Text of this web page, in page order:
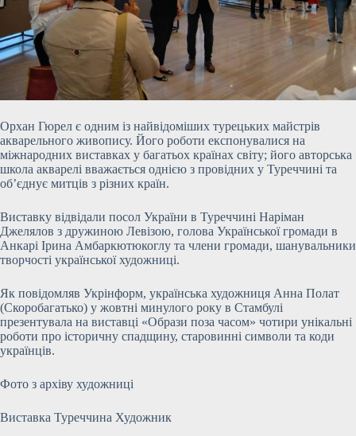
Орхан Гюрел є одним із найвідоміших турецьких майстрів
акварельного живопису. Його роботи експонувалися на
міжнародних виставках у багатьох країнах світу; його авторська
школа акварелі вважається однією з провідних у Туреччині та
об’єднує митців з різних країн.
Виставку відвідали посол України в Туреччині Наріман
Джелялов з дружиною Левізою, голова Української громади в
Анкарі Ірина Амбаркютюкоглу та члени громади, шанувальники
творчості української художниці.
Як повідомляв Укрінформ, українська художниця Анна Полат
(Скоробагатько) у жовтні минулого року в Стамбулі
презентувала на виставці «Образи поза часом» чотири унікальні
роботи про історичну спадщину, старовинні символи та коди
українців.
Фото з архіву художниці
Виставка Туреччина Художник